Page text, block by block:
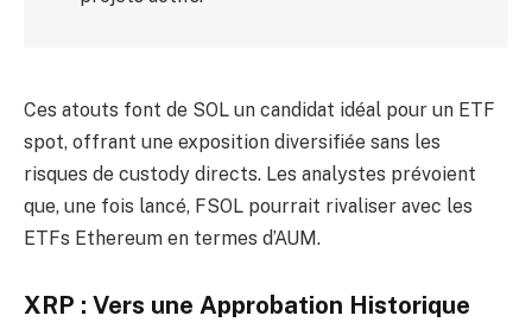
Ces atouts font de SOL un candidat idéal pour un ETF
spot, offrant une exposition diversifiée sans les
risques de custody directs. Les analystes prévoient
que, une fois lancé, FSOL pourrait rivaliser avec les
ETFs Ethereum en termes d’AUM.
XRP : Vers une Approbation Historique